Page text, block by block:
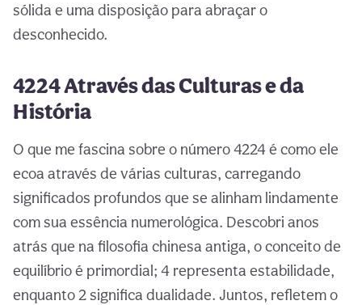
sólida e uma disposição para abraçar o
desconhecido.
4224 Através das Culturas e da
História
O que me fascina sobre o número 4224 é como ele
ecoa através de várias culturas, carregando
significados profundos que se alinham lindamente
com sua essência numerológica. Descobri anos
atrás que na filosofia chinesa antiga, o conceito de
equilíbrio é primordial; 4 representa estabilidade,
enquanto 2 significa dualidade. Juntos, refletem o